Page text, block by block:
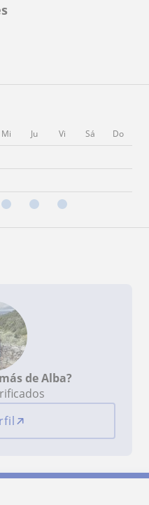
Mi Ju Vi Sá
Do
de Alba?